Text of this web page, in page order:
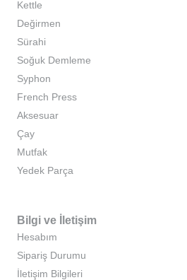
Kettle
Değirmen
Sürahi
Soğuk Demleme
Syphon
French Press
Aksesuar
Çay
Mutfak
Yedek Parça
Bilgi ve İletişim
Hesabım
Sipariş Durumu
İletişim Bilgileri